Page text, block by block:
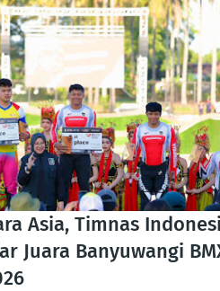
Asia, Timnas
Juara Banyuwangi